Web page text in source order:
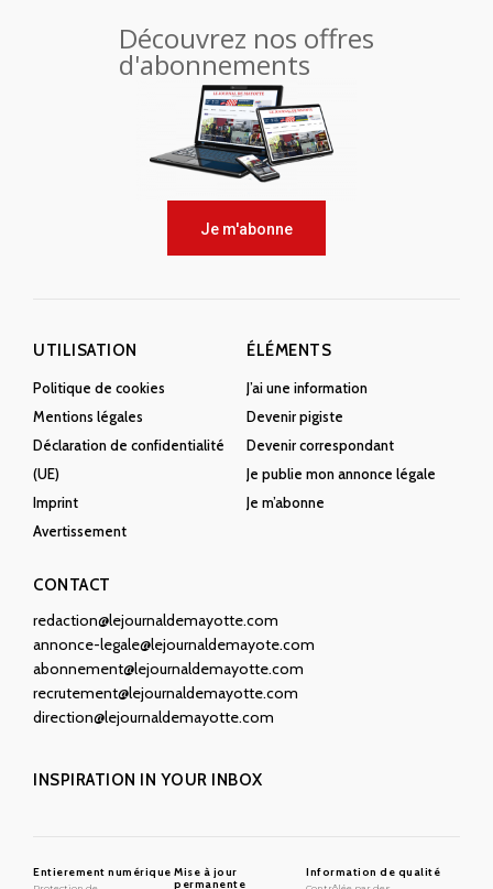
Découvrez nos offres
d'abonnements
Je m'abonne
UTILISATION
Politique de cookies
Mentions légales
Déclaration de confidentialité
(UE)
Imprint
Avertissement
ÉLÉMENTS
J’ai une information
Devenir pigiste
Devenir correspondant
Je publie mon annonce légale
Je m’abonne
CONTACT
redaction@lejournaldemayotte.com
annonce-legale@lejournaldemayote.com
abonnement@lejournaldemayotte.com
recrutement@lejournaldemayotte.com
direction@lejournaldemayotte.com
INSPIRATION IN YOUR INBOX
Entierement numérique Mise à jour
permanente
Information de qualité